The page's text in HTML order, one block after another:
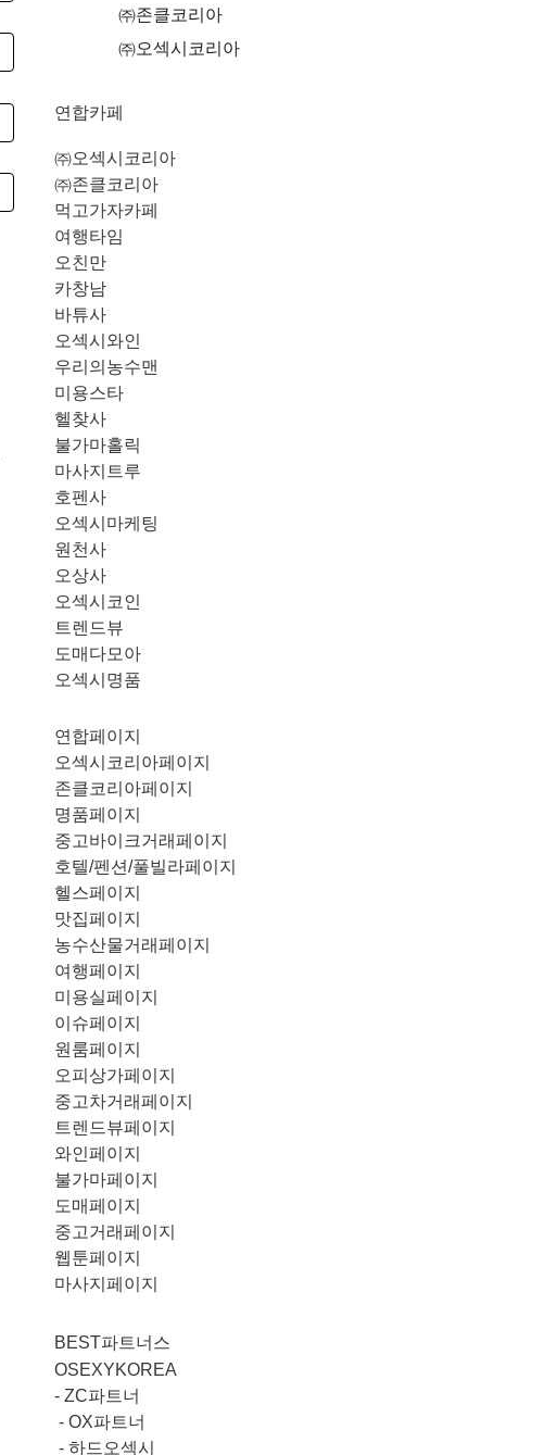
㈜존클코리아
㈜오섹시코리아
연합카페
㈜오섹시코리아
㈜존클코리아
먹고가자카페
여행타임
오친만
카창남
바튜사
오섹시와인
우리의농수맨
미용스타
헬찾사
불가마홀릭
마사지트루
호펜사
오섹시마케팅
원천사
오상사
오섹시코인
트렌드뷰
도매다모아
오섹시명품
연합페이지
오섹시코리아페이지
존클코리아페이지
명품페이지
중고바이크거래페이지
호텔/펜션/풀빌라페이지
헬스페이지
맛집페이지
농수산물거래페이지
여행페이지
미용실페이지
이슈페이지
원룸페이지
오피상가페이지
중고차거래페이지
트렌드뷰페이지
와인페이지
불가마페이지
도매페이지
중고거래페이지
웹툰페이지
마사지페이지
BEST파트너스
OSEXYKOREA
-ZC파트너
-OX파트너
-하드오섹시